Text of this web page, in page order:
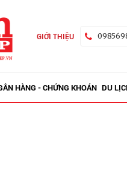
GIỚI THIỆU
HÀNG - CHỨNG KHOÁN DU